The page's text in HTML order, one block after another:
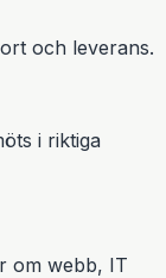
och leverans.
i riktiga
om webb, IT